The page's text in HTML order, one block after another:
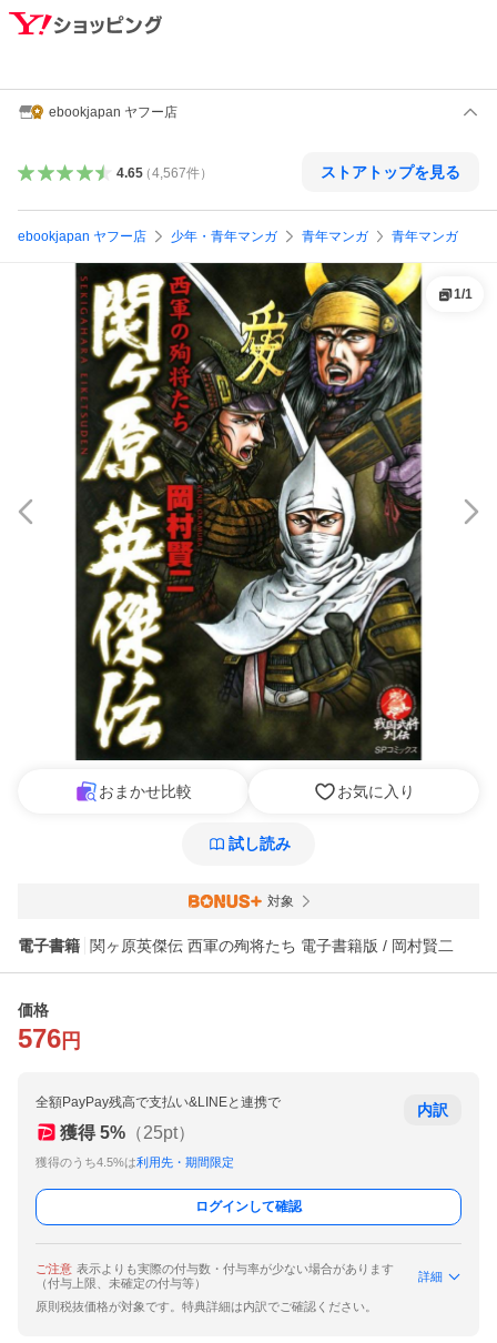
ebookjapan ヤフー店
4.65（4,567件） ストアトップを見る
ebookjapan ヤフー店 少年・青年マンガ 青年マンガ 青年マンガ
1/1
おまかせ比較 お気に入り
試し読み
対象
電子書籍 関ヶ原英傑伝 西軍の殉将たち 電子書籍版 / 岡村賢二
価格
576 円
全額PayPay残高で支払い&LINEと連携で
獲得 5% （25pt）
獲得のうち4.5%は利用先・期間限定
内訳
ログインして確認
ご注意 表示よりも実際の付与数・付与率が少ない場合があります
（付与上限、未確定の付与等）
詳細
原則税抜価格が対象です。特典詳細は内訳でご確認ください。